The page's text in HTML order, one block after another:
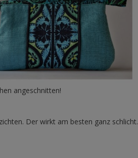
angeschnitten!
Der wirkt am besten ganz schlicht.